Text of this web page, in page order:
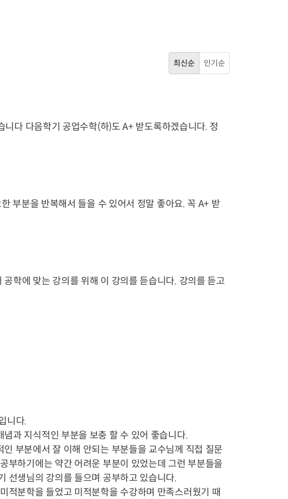
최신순 인기순
다 다음학기 공업수학(하)도 A+ 받도록하겠습니다. 정
부분을 반복해서 들을 수 있어서 정말 좋아요. 꼭 A+ 받
학에 맞는 강의를 위해 이 강의를 듣습니다. 강의를 듣고
니다.
과 지식적인 부분을 보충 할 수 있어 좋습니다.
부분에서 잘 이해 안되는 부분들을 교수님께 직접 질문
부하기에는 약간 어려운 부분이 있었는데 그런 부분들을
선생님의 강의를 들으며 공부하고 있습니다.
적분학을 들었고 미적분학을 수강하며 만족스러웠기 때